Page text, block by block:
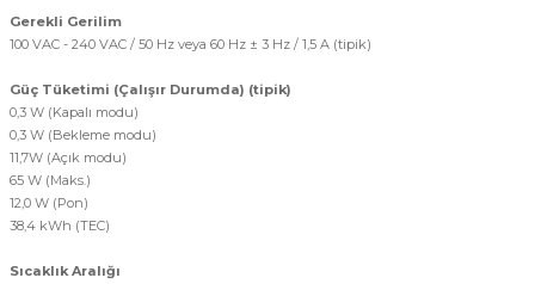
Gerekli Gerilim
100 VAC - 240 VAC / 50 Hz veya 60 Hz ± 3 Hz / 1,5 A (tipik)
Güç Tüketimi (Çalışır Durumda) (tipik)
0,3 W (Kapalı modu)
0,3 W (Bekleme modu)
11,7W (Açık modu)
65 W (Maks.)
12,0 W (Pon)
38,4 kWh (TEC)
Sıcaklık Aralığı